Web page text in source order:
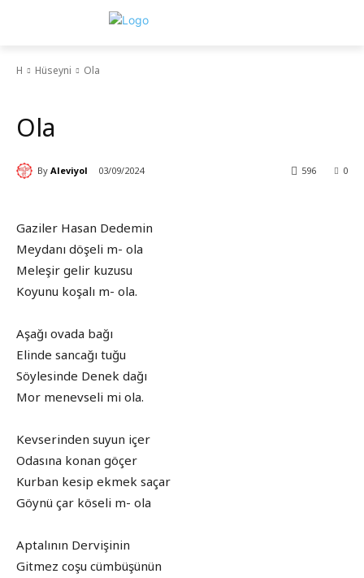
H Hüseyni Ola
Ola
By Aleviyol 03/09/2024 0
596
Gaziler Hasan Dedemin
Meydanı döşeli m- ola
Meleşir gelir kuzusu
Koyunu koşalı m- ola.
Aşağı ovada bağı
Elinde sancağı tuğu
Söylesinde Denek dağı
Mor menevseli mi ola.
Kevserinden suyun içer
Odasına konan göçer
Kurban kesip ekmek saçar
Göynü çar köseli m- ola
Aptalının Dervişinin
Gitmez coşu cümbüşünün